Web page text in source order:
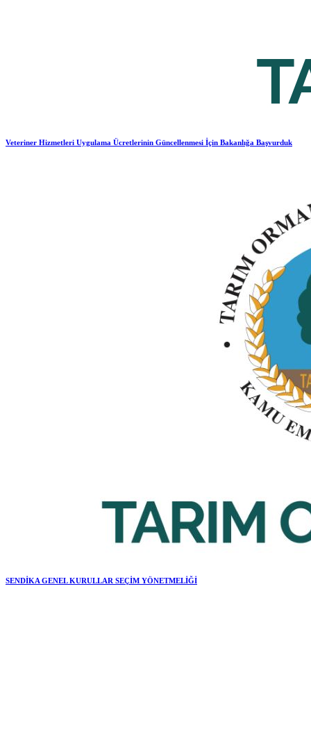
Veteriner Hizmetleri Uygulama Ücretlerinin Güncellenmesi İçin Bakanlığa Başvurduk
SENDİKA GENEL KURULLAR SEÇİM YÖNETMELİĞİ